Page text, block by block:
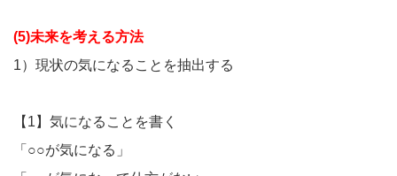
(5)未来を考える方法
1）現状の気になることを抽出する
【1】気になることを書く
「○○が気になる」